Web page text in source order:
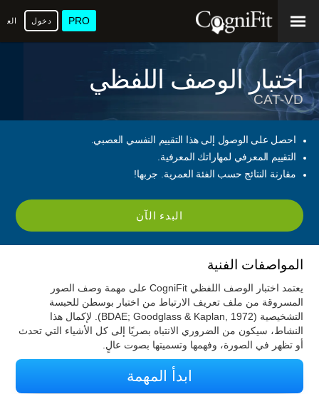
PRO دخول
اختبار الوصف اللفظي
CAT-VD
احصل على الوصول إلى هذا التقييم النفسي العصبي.
التقييم المعرفي لمهاراتك المعرفية.
مقارنة النتائج حسب الفئة العمرية. جربها!
البدء الآن
المواصفات الفنية
يعتمد اختبار الوصف اللفظي CogniFit على مهمة وصف الصور
المسروقة من ملف تعريف الارتباط من اختبار بوسطن للحبسة
التشخيصية (BDAE; Goodglass & Kaplan, 1972). لإكمال هذا
النشاط، سيكون من الضروري الانتباه بصريًا إلى كل الأشياء التي تحدث
أو تظهر في الصورة، وفهمها وتسميتها بصوت عالٍ.
ابدأ المهمة